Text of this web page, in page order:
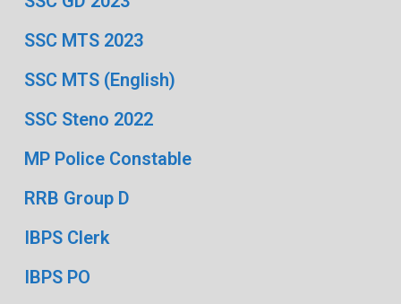
SSC MTS 2023
SSC MTS (English)
SSC Steno 2022
MP Police Constable
RRB Group D
IBPS Clerk
IBPS PO